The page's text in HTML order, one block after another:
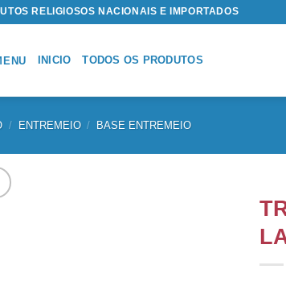
RELIGIOSOS NACIONAIS E IMPORTADOS
INICIO TODOS OS PRODUTOS
/ ENTREMEIO / BASE ENTREMEIO